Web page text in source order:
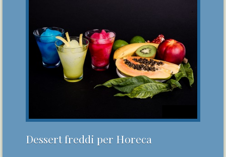
Dessert freddi per Horeca